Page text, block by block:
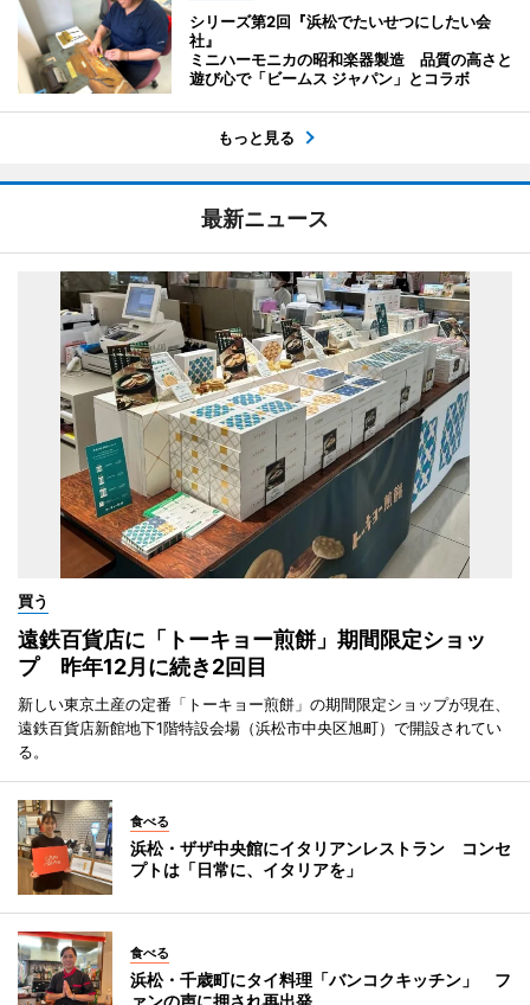
シリーズ第2回『浜松でたいせつにしたい会
社』
ミニハーモニカの昭和楽器製造 品質の高さと
遊び心で「ビームス ジャパン」とコラボ
もっと見る
最新ニュース
買う
遠鉄百貨店に「トーキョー煎餅」期間限定ショッ
プ 昨年12月に続き2回目
新しい東京土産の定番「トーキョー煎餅」の期間限定ショップが現在、
遠鉄百貨店新館地下1階特設会場（浜松市中央区旭町）で開設されてい
る。
食べる
浜松・ザザ中央館にイタリアンレストラン コンセ
プトは「日常に、イタリアを」
食べる
浜松・千歳町にタイ料理「バンコクキッチン」 フ
ァンの声に押され再出発